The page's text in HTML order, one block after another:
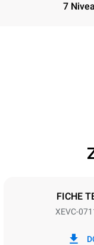
7
220-240V 1N~
FICHE
XEVC-